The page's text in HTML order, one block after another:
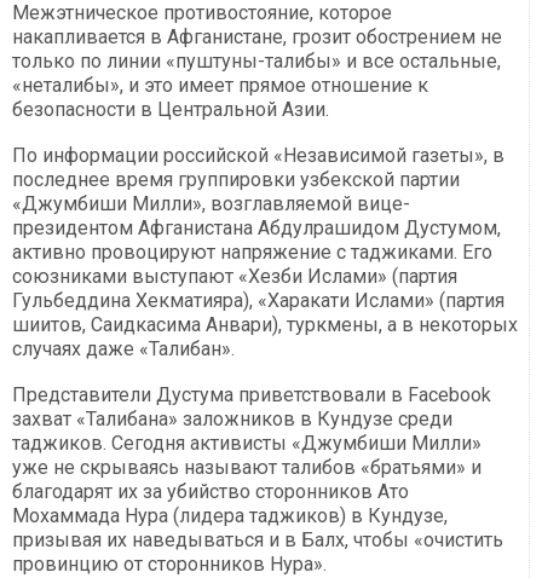
Межэтническое противостояние, которое
накапливается в Афганистане, грозит обострением не
только по линии «пуштуны-талибы» и все остальные,
«неталибы», и это имеет прямое отношение к
безопасности в Центральной Азии.
По информации российской «Независимой газеты», в
последнее время группировки узбекской партии
«Джумбиши Милли», возглавляемой вице-
президентом Афганистана Абдулрашидом Дустумом,
активно провоцируют напряжение с таджиками. Его
союзниками выступают «Хезби Ислами» (партия
Гульбеддина Хекматияра), «Харакати Ислами» (партия
шиитов, Саидкасима Анвари), туркмены, а в некоторых
случаях даже «Талибан».
Представители Дустума приветствовали в Facebook
захват «Талибана» заложников в Кундузе среди
таджиков. Сегодня активисты «Джумбиши Милли»
уже не скрываясь называют талибов «братьями» и
благодарят их за убийство сторонников Ато
Мохаммада Нура (лидера таджиков) в Кундузе,
призывая их наведываться и в Балх, чтобы «очистить
провинцию от сторонников Нура».